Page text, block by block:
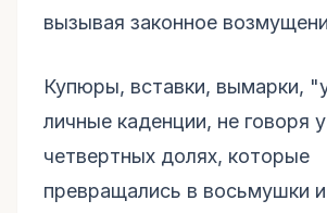
вызывая законное
Купюры, вставки, вымарки,
личные каденции, не говоря
четвертных долях, которые
превращались в восьмушки